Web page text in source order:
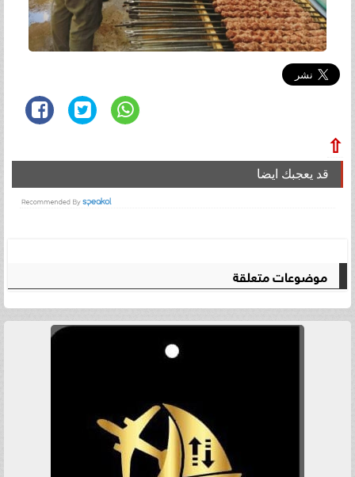
⇧
قد يعجبك ايضا
موضوعات متعلقة